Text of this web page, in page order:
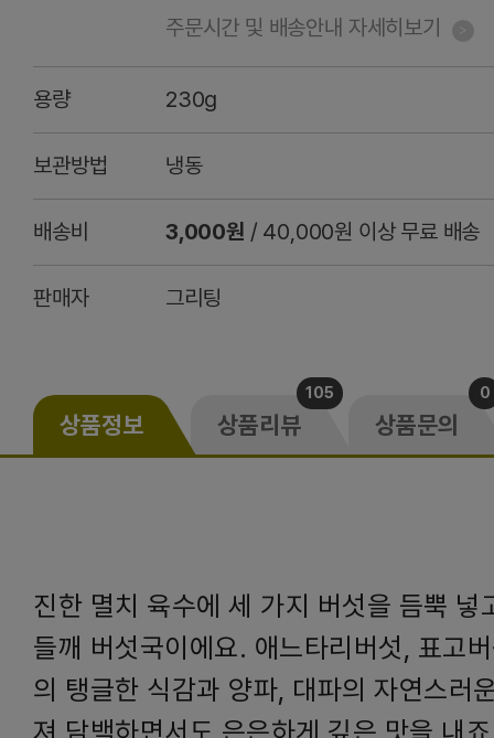
주문시간 및 배송안내 자세히보기
용량 230g
보관방법 냉동
배송비 3,000원 / 40,000원 이상 무료 배송
판매자 그리팅
상품정보 상품리뷰
105
상품문의
0
진한 멸치 육수에 세 가지 버섯을 듬뿍 넣
들깨 버섯국이에요. 애느타리버섯, 표고
의 탱글한 식감과 양파, 대파의 자연스러
져 담백하면서도 은은하게 깊은 맛을 내